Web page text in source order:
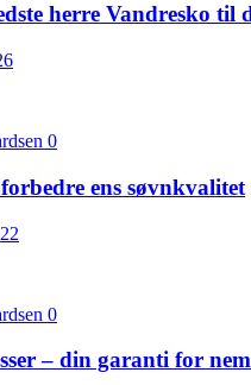
herre Vandresko til
0
ens søvnkvalitet
0
– din garanti for